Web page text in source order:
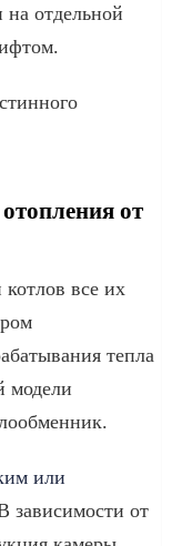
отдельной
от
все их
тепла
модели
или
зависимости от